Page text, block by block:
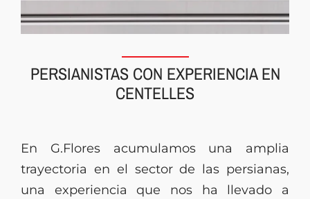
PERSIANISTAS CON EXPERIENCIA EN
CENTELLES
En G.Flores acumulamos una amplia
trayectoria en el sector de las persianas,
una experiencia que nos ha llevado a